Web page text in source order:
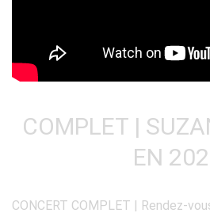
COMPLET |
EN
CONCERT COMPLET | Rendez-